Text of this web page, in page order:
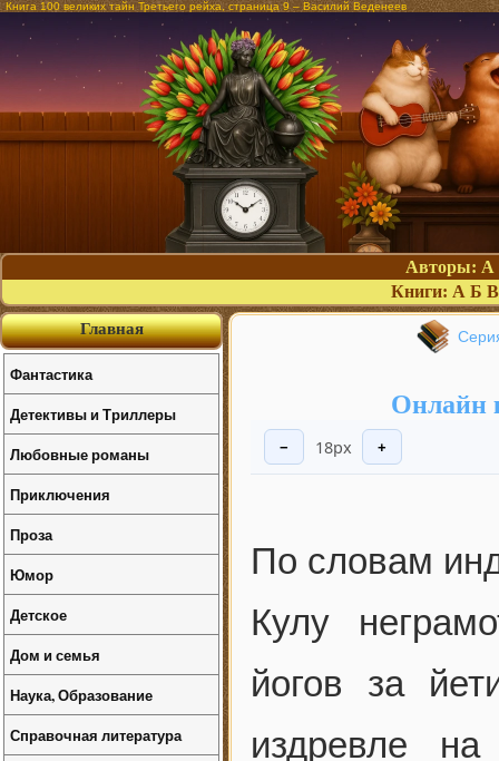
Книга 100 великих тайн Третьего рейха, страница 9 – Василий Веденеев
Авторы: А
Книги: А Б В
Онлайн
− 18px +
По словам
Кулу
йогов за
издревле
Главная
Фантастика
Детективы и Триллеры
Любовные романы
Приключения
Проза
Юмор
Детское
Дом и семья
Наука, Образование
Справочная литература